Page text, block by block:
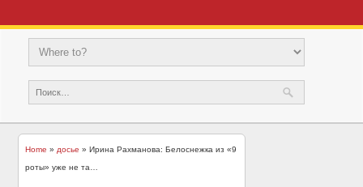
Home »досье » Ирина Рахманова: Белоснежка из «9
роты» уже не та…